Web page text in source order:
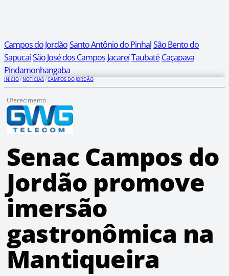
Campos do JordãoSanto Antônio do PinhalSão Bento do
SapucaíSão José dos Campos JacareíTaubaté Caçapava
Pindamonhangaba
INÍCIO/NOTÍCIAS/CAMPOS DO JORDÃO
Oferecimento
Senac Campos do
Jordão promove
imersão
gastronômica na
Mantiqueira